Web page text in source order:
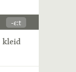
-ɛːt
kleid